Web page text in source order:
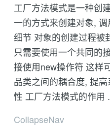
工厂方法模式是一种创
一的方式来创建对象,
细节 对象的创建过程被
只需要使用一个共同的
接使用new操作符 这样
品类之间的耦合度, 提
性 工厂方法模式的作用
CollapseNav